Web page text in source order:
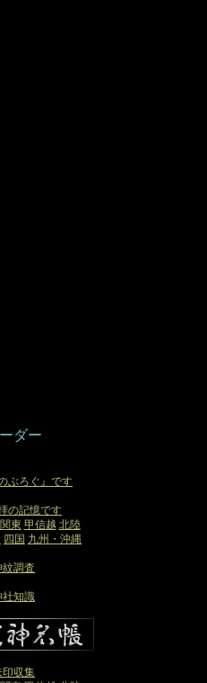
関東 甲信越 北陸
四国 九州・沖縄